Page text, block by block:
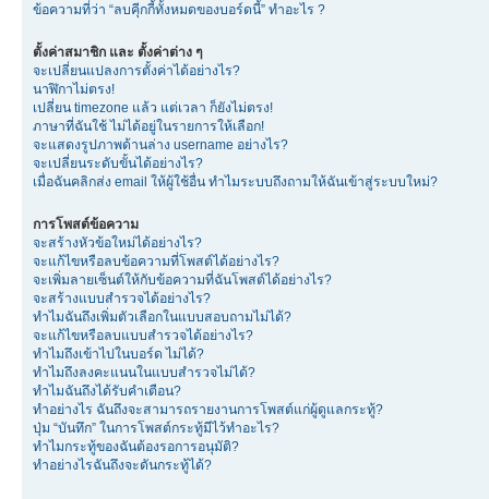
ข้อความที่ว่า “ลบคุีกกี้ทั้งหมดของบอร์ดนี้” ทำอะไร ?
ตั้งค่าสมาชิก และ ตั้งค่าต่าง ๆ
จะเปลี่ยนแปลงการตั้งค่าได้อย่างไร?
นาฬิกาไม่ตรง!
เปลี่ยน timezone แล้ว แต่เวลา ก็ยังไม่ตรง!
ภาษาที่ฉันใช้ ไม่ได้อยู่ในรายการให้เลือก!
จะแสดงรูปภาพด้านล่าง username อย่างไร?
จะเปลี่ยนระดับขั้นได้อย่างไร?
เมื่อฉันคลิกส่ง email ให้ผู้ใช้อื่น ทำไมระบบถึงถามให้ฉันเข้าสู่ระบบใหม่?
การโพสต์ข้อความ
จะสร้างหัวข้อใหม่ได้อย่างไร?
จะแก้ไขหรือลบข้อความที่โพสต์ได้อย่างไร?
จะเพิ่มลายเซ็นต์ให้กับข้อความที่ฉันโพสต์ได้อย่างไร?
จะสร้างแบบสำรวจได้อย่างไร?
ทำไมฉันถึงเพิ่มตัวเลือกในแบบสอบถามไม่ได้?
จะแก้ไขหรือลบแบบสำรวจได้อย่างไร?
ทำไมถึงเข้าไปในบอร์ด ไม่ได้?
ทำไมถึงลงคะแนนในแบบสำรวจไม่ได้?
ทำไมฉันถึงได้รับคำเตือน?
ทำอย่างไร ฉันถึงจะสามารถรายงานการโพสต์แก่ผู้ดูแลกระทู้?
ปุ่ม “บันทึก” ในการโพสต์กระทู้มีไว้ทำอะไร?
ทำไมกระทู้ของฉันต้องรอการอนุมัติ?
ทำอย่างไรฉันถึงจะดันกระทู้ได้?